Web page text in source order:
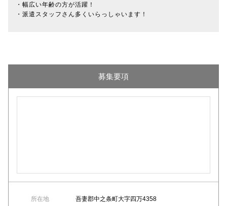
・幅広い年齢の方が活躍！
・派遣スタッフさん多くいらっしゃいます！
募集要項
所在地 吾妻郡中之条町大字四万4358